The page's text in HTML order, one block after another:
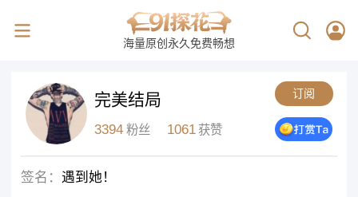
海量原创永久免费畅想
完美结局 订阅
3394 粉丝 1061 获赞
签名： 遇到她！